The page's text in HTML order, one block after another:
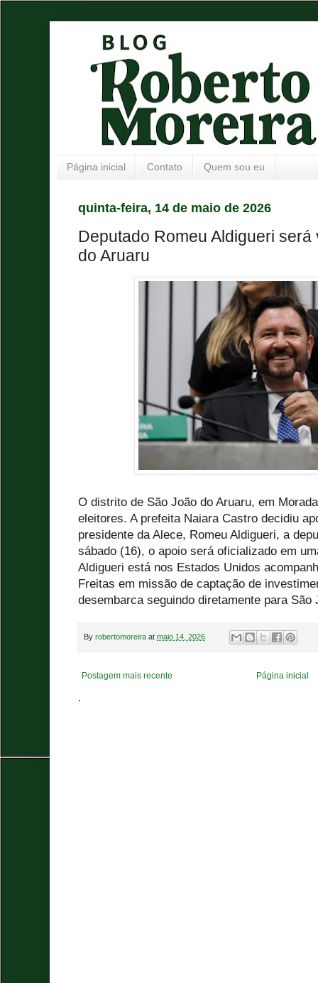
Página inicial Contato Quem sou eu
quinta-feira, 14 de maio de 2026
Deputado Romeu Aldigueri
do Aruaru
O distrito de São João do Aruaru, em
eleitores. A prefeita Naiara Castro decidiu
presidente da Alece, Romeu Aldigueri, a
sábado (16), o apoio será oficializado em
Aldigueri está nos Estados Unidos
Freitas em missão de captação de
desembarca seguindo diretamente para São
By robertomoreira at maio 14, 2026
Postagem mais recente Página inicial
.